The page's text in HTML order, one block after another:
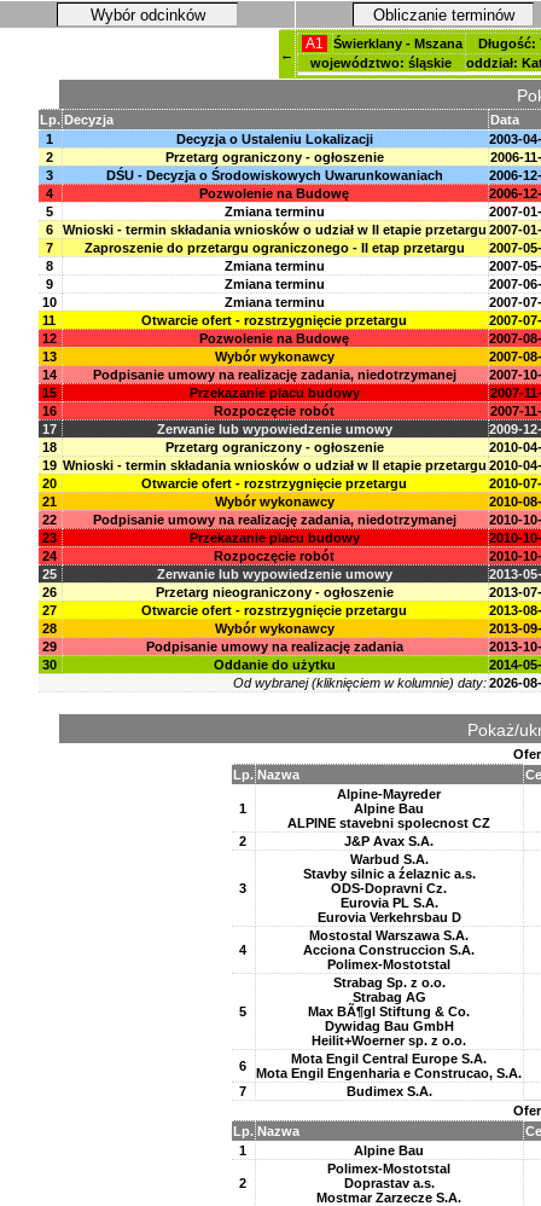
Wybór odcinków Obliczanie terminów
←
A1 Świerklany - Mszana
Długość:
województwo: śląskie
oddział:
Lp. Decyzja
Data
1
Decyzja o Ustaleniu Lokalizacji
2003-
2
Przetarg ograniczony - ogłoszenie
2006-
3
DŚU - Decyzja o Środowiskowych Uwarunkowaniach
2006-
4
Pozwolenie na Budowę
2006-
5
Zmiana terminu
2007-
6
Wnioski - termin składania wniosków o udział w II etapie przetargu 2007-
7
Zaproszenie do przetargu ograniczonego - II etap przetargu
2007-
8
Zmiana terminu
2007-
9
Zmiana terminu
2007-
10
Zmiana terminu
2007-
11
Otwarcie ofert - rozstrzygnięcie przetargu
2007-
12
Pozwolenie na Budowę
2007-
13
Wybór wykonawcy
2007-
14
Podpisanie umowy na realizację zadania, niedotrzymanej
2007-
15
Przekazanie placu budowy
2007-
16
Rozpoczęcie robót
2007-
17
Zerwanie lub wypowiedzenie umowy
2009-
18
Przetarg ograniczony - ogłoszenie
2010-
19 Wnioski - termin składania wniosków o udział w II etapie przetargu 2010-
20
Otwarcie ofert - rozstrzygnięcie przetargu
2010-
21
Wybór wykonawcy
2010-
22
Podpisanie umowy na realizację zadania, niedotrzymanej
2010-
23
Przekazanie placu budowy
2010-
24
Rozpoczęcie robót
2010-
25
Zerwanie lub wypowiedzenie umowy
2013-
26
Przetarg nieograniczony - ogłoszenie
2013-
27
Otwarcie ofert - rozstrzygnięcie przetargu
2013-
28
Wybór wykonawcy
2013-
29
Podpisanie umowy na realizację zadania
2013-
30
Oddanie do użytku
2014-
Od wybranej (kliknięciem w kolumnie) daty: 2026-
Pokaż/
Lp. Nazwa
1
Alpine-Mayreder
Alpine Bau
ALPINE stavebni spolecnost CZ
2
J&P Avax S.A.
3
Warbud S.A.
Stavby silnic a źelaznic a.s.
ODS-Dopravni Cz.
Eurovia PL S.A.
Eurovia Verkehrsbau D
4
Mostostal Warszawa S.A.
Acciona Construccion S.A.
Polimex-Mostotstal
5
Strabag Sp. z o.o.
Strabag AG
Max BÃ¶gl Stiftung & Co.
Dywidag Bau GmbH
Heilit+Woerner sp. z o.o.
6
Mota Engil Central Europe S.A.
Mota Engil Engenharia e Construcao, S.A.
7
Budimex S.A.
Lp. Nazwa
1
Alpine Bau
2
Polimex-Mostotstal
Doprastav a.s.
Mostmar Zarzecze S.A.